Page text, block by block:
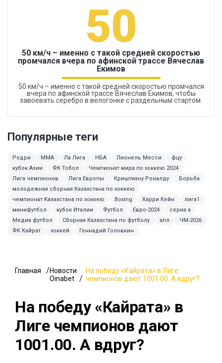
50
50 км/ч – именно с такой средней скоростью
промчался вчера по афинской трассе Вячеслав
Екимов
50 км/ч – именно с такой средней скоростью промчался
вчера по афинской трассе Вячеслав Екимов, чтобы
завоевать серебро в велогонке с раздельным стартом.
Популярные теги
Родри MMA Ла Лига НБА Лионель Месси
фцу
кубок Азии
ФК Тобол
Чемпионат мира по хоккею 2024
Лига чемпионов
Лига Европы Криштиану Роналду
Борьба
молодежная сборная Казахстана по хоккею
чемпионат Казахстана по хоккею
Boxing Харри Кейн
лига1
минифутбол
кубок Италии Футбол Евро-2024
сериа а
Медиа футбол
Сборная Казахстана по футболу апл
ЧМ-2026
ФК Кайрат
хоккей Геннадий Головкин
Главная
Новости
Oinabet
На победу «Кайрата» в Лиге
чемпионов дают 1001.00. А вдруг?
На победу «Кайрата» в
Лиге чемпионов дают
1001.00. А вдруг?